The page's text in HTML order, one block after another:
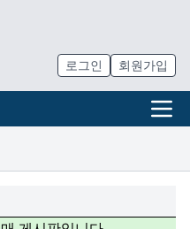
로그인 회원가입